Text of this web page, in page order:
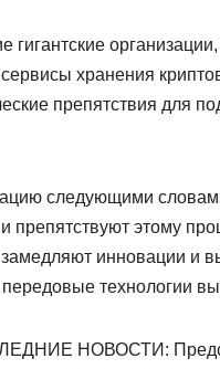
гигантские
хранения
препятствия для
следующими
препятствуют этому
замедляют инновации и
передовые технологии
НОВОСТИ: